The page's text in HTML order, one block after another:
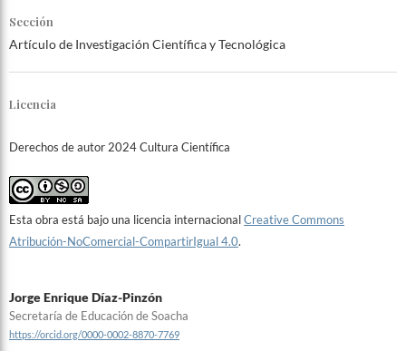
Jorge Enrique Díaz-Pinzón
Secretaría de Educación de Soacha
https://orcid.org/0000-0002-8870-7769
Sección
Artículo de Investigación Científica y Tecnológica
Licencia
Derechos de autor 2024 Cultura Científica
Esta obra está bajo una licencia internacionalCreative Commons
Atribución-NoComercial-CompartirIgual 4.0.